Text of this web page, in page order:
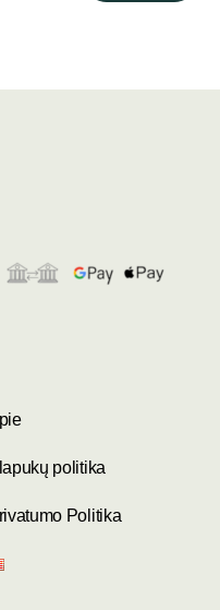
politika
Politika